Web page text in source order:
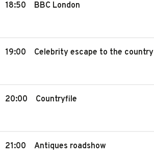
18:50 BBC London
19:00 Celebrity escape to the country
20:00 Countryfile
21:00 Antiques roadshow